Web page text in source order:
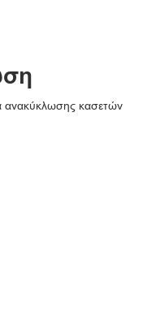
ανακύκλωσης κασετών